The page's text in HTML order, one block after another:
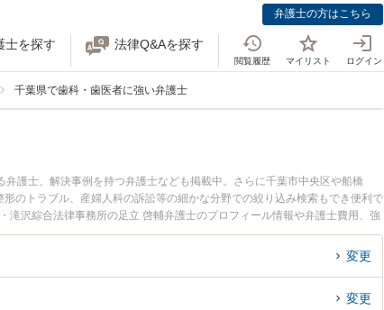
弁護士の方はこちら
士を探す 法律Q&Aを探す
閲覧履歴 マイリスト ログイン
千葉県で歯科・歯医者に強い弁護士
護士、解決事例を持つ弁護士なども掲載中。さらに千葉市中央区や船橋
のトラブル、産婦人科の訴訟等の細かな分野での絞り込み検索もでき便利で
沢綜合法律事務所の足立 啓輔弁護士のプロフィール情報や弁護士費用、強
士に相談したい』『歯科治療ミスのトラブル解決の実績豊富な近くの弁護士
などでお困りの相談者さんにおすすめです。
変更
変更